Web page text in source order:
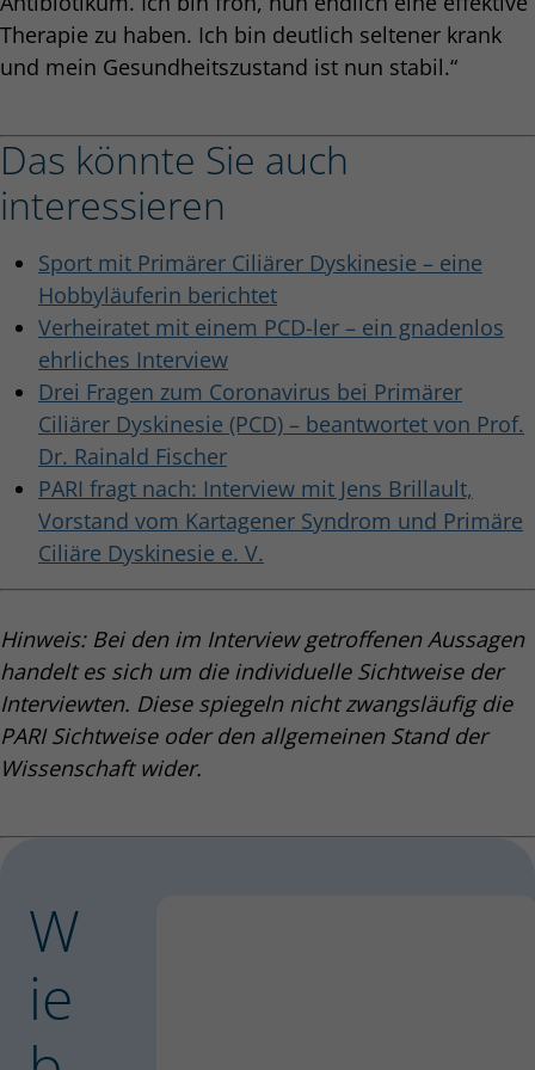
Therapie zu haben. Ich bin deutlich seltener krank
und mein Gesundheitszustand ist nun stabil.“
Das könnte Sie auch
interessieren
Sport mit Primärer Ciliärer Dyskinesie – eine
Hobbyläuferin berichtet
Verheiratet mit einem PCD-ler – ein gnadenlos
ehrliches Interview
Drei Fragen zum Coronavirus bei Primärer
Ciliärer Dyskinesie (PCD) – beantwortet von Prof.
Dr. Rainald Fischer
PARI fragt nach: Interview mit Jens Brillault,
Vorstand vom Kartagener Syndrom und Primäre
Ciliäre Dyskinesie e. V.
Hinweis: Bei den im Interview getroffenen Aussagen
handelt es sich um die individuelle Sichtweise der
Interviewten. Diese spiegeln nicht zwangsläufig die
PARI Sichtweise oder den allgemeinen Stand der
Wissenschaft wider.
W
ie